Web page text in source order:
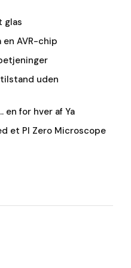
glas
AVR-chip
uden
en for hver af Ya
et PI Zero Microscope